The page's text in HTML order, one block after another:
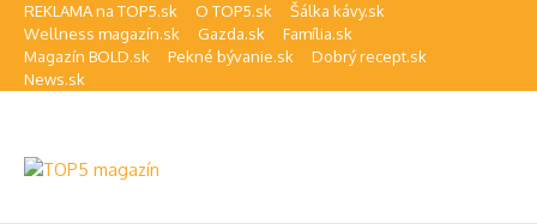
Preskočiť na obsah
REKLAMA na TOP5.sk O TOP5.sk
Šálka kávy.sk
Wellness magazín.sk
Gazda.sk
Família.sk
Magazín BOLD.sk
Pekné bývanie.sk
Dobrý recept.sk
News.sk